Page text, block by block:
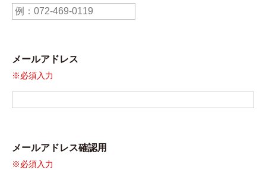
メールアドレス
※必須入力
メールアドレス確認用
※必須入力